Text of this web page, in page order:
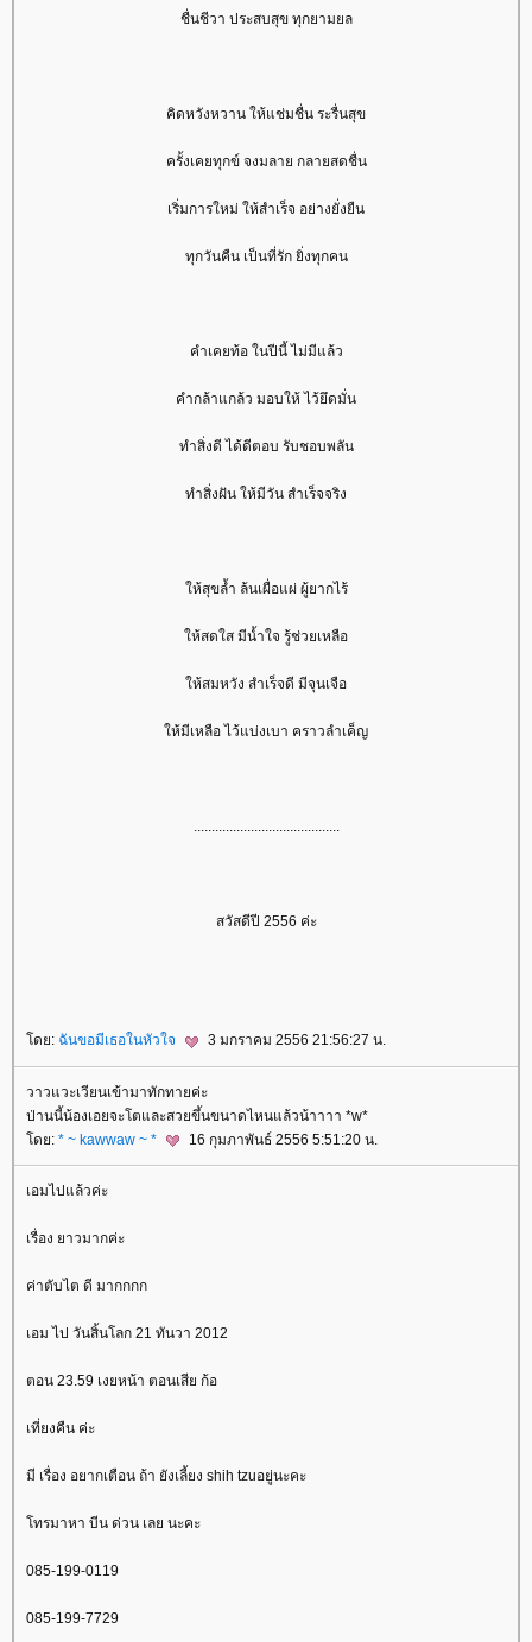
ชื่นชีวา ประสบสุข ทุกยามยล
คิดหวังหวาน ให้แช่มชื่น ระรื่นสุข
ครั้งเคยทุกข์ จงมลาย กลายสดชื่น
เริ่มการใหม่ ให้สำเร็จ อย่างยั่งยืน
ทุกวันคืน เป็นที่รัก ยิ่งทุกคน
คำเคยท้อ ในปีนี้ ไม่มีแล้ว
คำกล้าแกล้ว มอบให้ ไว้ยึดมั่น
ทำสิ่งดี ได้ดีตอบ รับชอบพลัน
ทำสิ่งฝัน ให้มีวัน สำเร็จจริง
ห้สุขล้ำ ล้นเผื่อแผ่ ผู้ยากไร้
ห้สดใส มีน้ำใจ รู้ช่วยเหลือ
ห้สมหวัง สำเร็จดี มีจุนเจือ
ห้มีเหลือ ไว้แบ่งเบา คราวลำเค็ญ
.........................................
สวัสดีปี 2556 ค่ะ
ดย: ฉันขอมีเธอในหัวใจ 3 มกราคม 2556 21:56:27 น.
วาวแวะเวียนเข้ามาทักทายค่ะ
ป่านนี้น้องเอยจะโตและสวยขึ้นขนาดไหนแล้วน้าาาา *w*
ดย: * ~ kawwaw ~ * 16 กุมภาพันธ์ 2556 5:51:20 น.
เอมไปแล้วค่ะ
เรื่อง ยาวมากค่ะ
ค่าตับไต ดี มากกกก
เอม ไป วันสิ้นโลก 21 ทันวา 2012
ตอน 23.59 เงยหน้า ตอนเสีย ก้อ
เที่ยงคืน ค่ะ
มี เรื่อง อยากเตือน ถ้า ยังเลี้ยง shih tzuอยู่นะคะ
ทรมาหา บีน ด่วน เลย นะคะ
085-199-0119
085-199-7729